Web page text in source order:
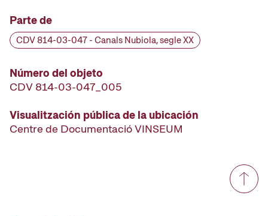
Parte de
CDV 814-03-047 - Canals Nubiola, segle XX
Número del objeto
CDV 814-03-047_005
Visualitzación pública de la ubicación
Centre de Documentació VINSEUM